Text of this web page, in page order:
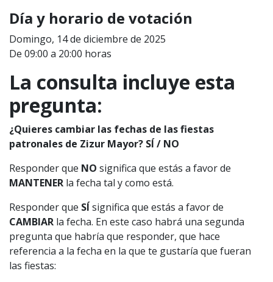
Día y horario de votación
Domingo, 14 de diciembre de 2025
De 09:00 a 20:00 horas
La consulta incluye esta
pregunta:
¿Quieres cambiar las fechas de las fiestas
patronales de Zizur Mayor? SÍ / NO
Responder que NO significa que estás a favor de
MANTENER la fecha tal y como está.
Responder que SÍsignifica que estás a favor de
CAMBIAR la fecha. En este caso habrá una segunda
pregunta que habría que responder, que hace
referencia a la fecha en la que te gustaría que fueran
las fiestas: